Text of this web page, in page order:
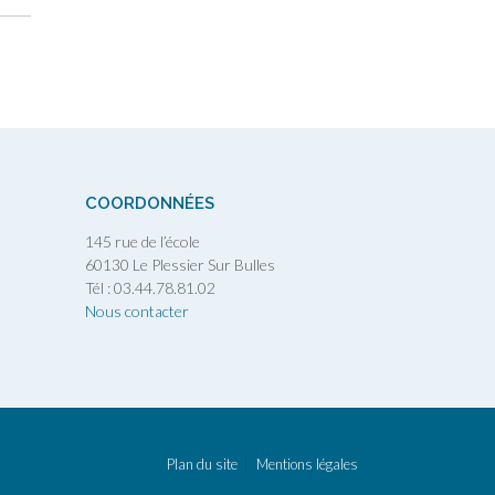
COORDONNÉES
145 rue de l’école
60130 Le Plessier Sur Bulles
Tél : 03.44.78.81.02
Nous contacter
Plan du site Mentions légales